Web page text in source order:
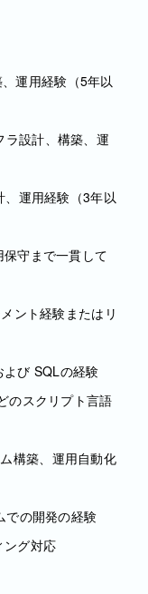
運用経験（5年以
ラ設計、構築、運
、運用経験（3年以
保守まで一貫して
ント経験またはリ
よび SQLの経験
のスクリプト言語
構築、運用自動化
での開発の経験
ング対応